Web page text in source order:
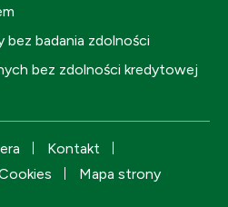
bez badania zdolności
bez zdolności kredytowej
Kontakt
Mapa strony